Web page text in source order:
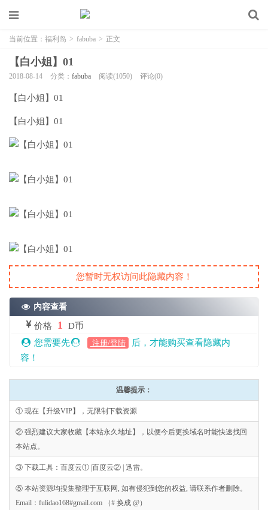
当前位置： 福利岛 > fabuba > 正文
【白小姐】01
2018-08-14 分类： fabuba 阅读(1050) 评论(0)
【白小姐】01
【白小姐】01
您暂时无权访问此隐藏内容！
内容查看
价格 1
D币
您需要先
注册/登陆
后，才能购买查看隐藏内
容！
温馨提示：
① 现在【升级VIP】，无限制下载资源
② 强烈建议大家收藏【本站永久地址】，以便今后更换域名时能快速找回
本站点。
③ 下载工具：百度云① |百度云② | 迅雷。
⑤ 本站资源均搜集整理于互联网, 如有侵犯到您的权益, 请联系作者删除。
Email：fulidao168#gmail.com （# 换成 @）